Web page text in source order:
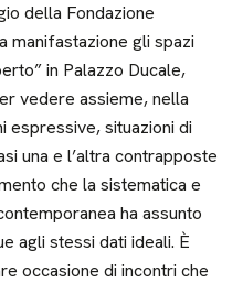
della Fondazione
manifastazione gli spazi
in Palazzo Ducale,
vedere assieme, nella
espressive, situazioni di
una e l’altra contrapposte
che la sistematica e
ha assunto
agli stessi dati ideali. È
occasione di incontri che